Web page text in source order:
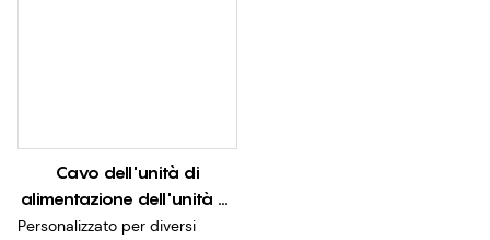
Cavo dell'unità di
alimentazione dell'unità di
elaborazione
Personalizzato per diversi